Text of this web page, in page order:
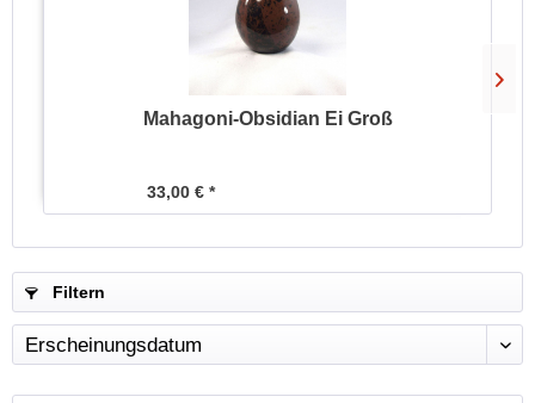
Mahagoni-Obsidian Ei Groß
33,00 € *
Filtern